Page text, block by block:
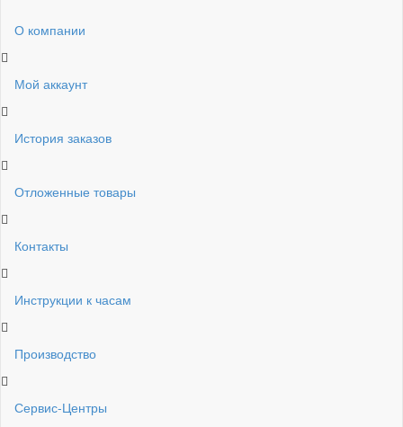
О компании
Мой аккаунт
История заказов
Отложенные товары
Контакты
Инструкции к часам
Производство
Сервис-Центры